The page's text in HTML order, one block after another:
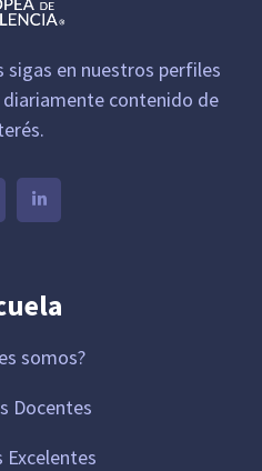
sigas en nuestros perfiles
contenido de
somos?
Docentes
Excelentes